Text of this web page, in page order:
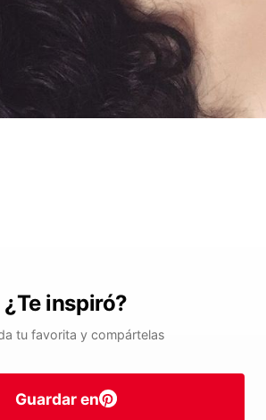
¿Te inspiró?
tu favorita y compártelas
Guardar en